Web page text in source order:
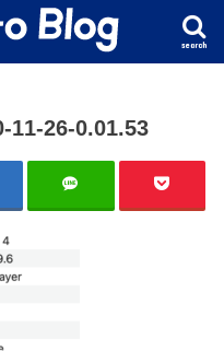
search
11-26-0.01.53